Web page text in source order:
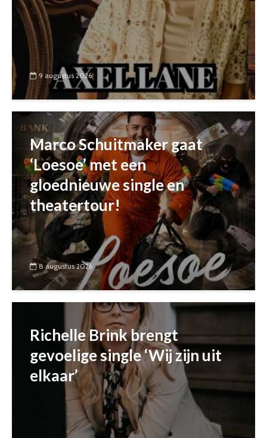
9 augustus 2026
Marco Schuitmaker gaat
‘Loesoe’ met een
gloednieuwe single en
theatertour!
8 augustus 2026
Richelle Brink brengt
gevoelige single ‘Wij zijn uit
elkaar’